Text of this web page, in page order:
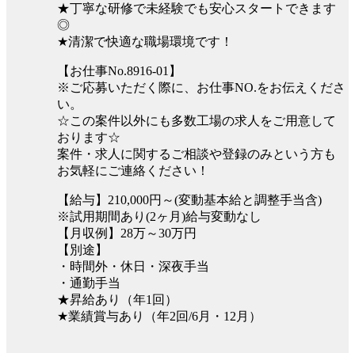
★丁寧な研修で未経験でも安心スタートできます
◎
★清潔で快適な職場環境です！
【お仕事No.8916-01】
※ご応募いただく際に、お仕事NO.をお伝えくださ
い。
☆この案件以外にも多数工場の求人をご用意して
おります☆
案件・求人に関するご相談や登録のみという方も
お気軽にご連絡ください！
【給与】210,000円～(変動基本給と調整手当含)
※試用期間あり(2ヶ月)給与変動なし
【月収例】28万～30万円
【別途】
・時間外・休日・深夜手当
・通勤手当
★昇給あり（年1回）
★業績賞与あり（年2回/6月・12月）